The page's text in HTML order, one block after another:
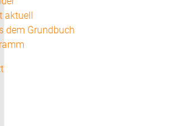
aktuell
dem Grundbuch